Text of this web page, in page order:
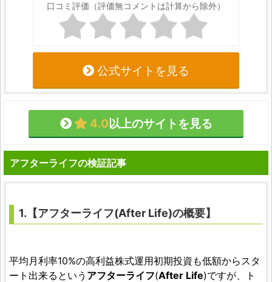
口コミ評価（評価無コメントは計算から除外）
公式サイトを見る
4.0以上のサイトを見る
アフターライフの検証記事
1.【アフターライフ(After Life)の概要】
平均月利率10%の高利益株式運用初期投資も低額からスタ
ート出来るという アフターライフ(After Life)ですが、ト